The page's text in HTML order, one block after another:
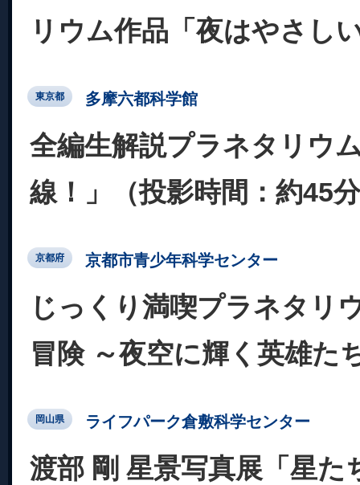
リウム作品「夜はやさし
東京都 多摩六都科学館
全編生解説プラネタリウ
線！」（投影時間：約45
京都府 京都市青少年科学センター
じっくり満喫プラネタリ
冒険 ～夜空に輝く英雄た
岡山県 ライフパーク倉敷科学センター
渡部 剛 星景写真展「星た